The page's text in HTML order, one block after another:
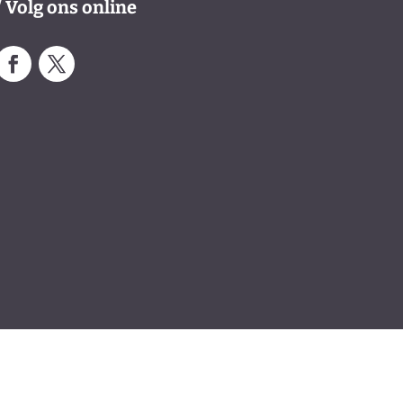
Volg ons online